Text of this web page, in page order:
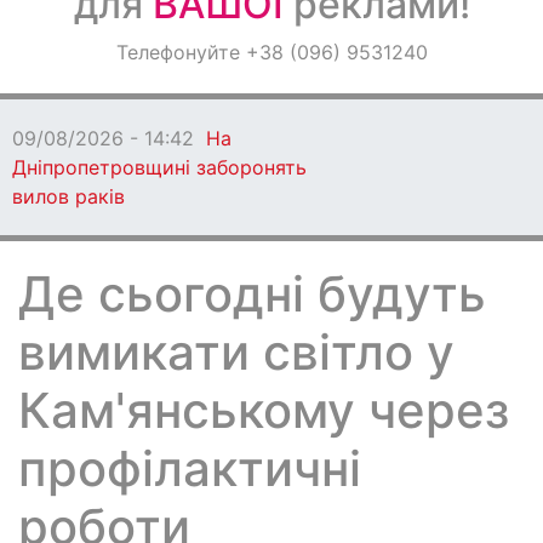
ОголошенняТелефонуйте +38 (096) 9531240
09/08/2026 - 14:42 На
Дніпропетровщині заборонять
вилов раків
Де сьогодні будуть
вимикати світло у
Кам'янському через
профілактичні
роботи